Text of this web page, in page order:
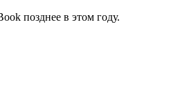
позднее в этом году.